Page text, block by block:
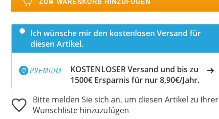
ZUM WARENKORB HINZUFÜGEN
Ich wünsche mir den kostenlosen Versand für
diesen Artikel.
KOSTENLOSER Versand und bis zu
1500€ Ersparnis für nur 8,90€/Jahr.
Bitte melden Sie sich an, um diesen Artikel zu Ihrer
Wunschliste hinzuzufügen